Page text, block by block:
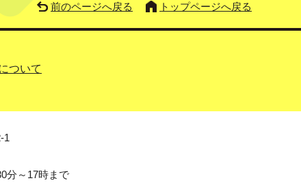
前のページへ戻る トップページへ戻る
ついて
1
分～17時まで